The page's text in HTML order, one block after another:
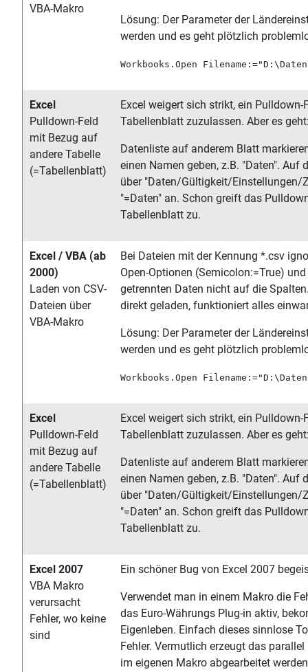
VBA-Makro
Lösung: Der Parameter der
werden und es geht plötzlich
Workbooks.Open
Excel
Pulldown-Feld
mit Bezug auf
andere Tabelle
(=Tabellenblatt)
Excel weigert sich strikt, ein
Tabellenblatt zuzulassen. Aber es
Datenliste auf anderem Blatt
einen Namen geben, z.B. "Daten".
über "Daten/Gültigkeit/Einstellungen/
"=Daten" an. Schon greift das
Tabellenblatt zu.
Excel / VBA (ab
2000)
Laden von CSV-
Dateien über
VBA-Makro
Bei Dateien mit der Kennung *.csv
Open-Optionen (Semicolon:=True)
getrennten Daten nicht auf die
direkt geladen, funktioniert alles
Lösung: Der Parameter der
werden und es geht plötzlich
Workbooks.Open
Excel
Pulldown-Feld
mit Bezug auf
andere Tabelle
(=Tabellenblatt)
Excel weigert sich strikt, ein
Tabellenblatt zuzulassen. Aber es
Datenliste auf anderem Blatt
einen Namen geben, z.B. "Daten".
über "Daten/Gültigkeit/Einstellungen/
"=Daten" an. Schon greift das
Tabellenblatt zu.
Excel 2007
VBA Makro
verursacht
Fehler, wo keine
sind
Ein schöner Bug von Excel 2007
Verwendet man in einem Makro die
das Euro-Währungs Plug-in aktiv,
Eigenleben. Einfach dieses sinnlose
Fehler. Vermutlich erzeugt das
im eigenen Makro abgearbeitet